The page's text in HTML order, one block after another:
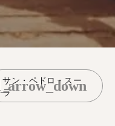
サン・ペドロ・スー
ラ